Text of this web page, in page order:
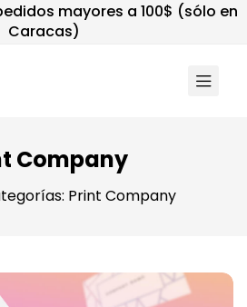
pedidos mayores a 100$ (sólo en
Caracas)
Company
Print Company